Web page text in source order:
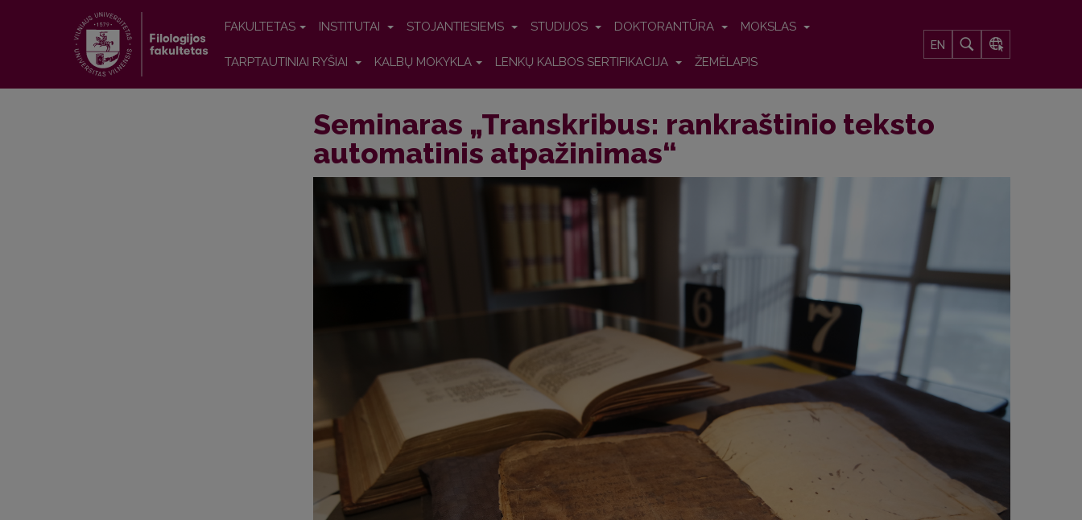
FAKULTETAS INSTITUTAI STOJANTIESIEMS STUDIJOS DOKTORANTŪRA MOKSLAS
TARPTAUTINIAI RYŠIAI KALBŲ MOKYKLA LENKŲ KALBOS SERTIFIKACIJA ŽEMĖLAPIS
EN
Seminaras „Transkribus: rankraštinio teksto
automatinis atpažinimas“